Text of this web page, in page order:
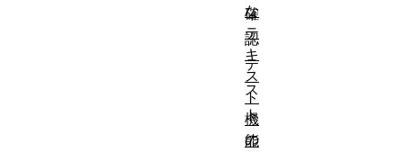
確
認
テ
ス
ト
の
な
テ
キ
ス
ト
機
能